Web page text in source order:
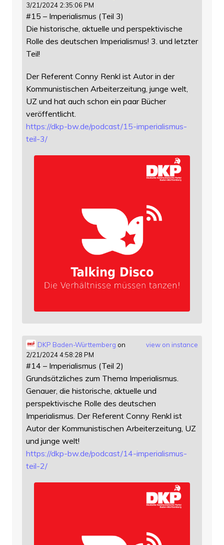
3/21/2024 2:35:06 PM
#15 – Imperialismus (Teil 3)
Die historische, aktuelle und perspektivische
Rolle des deutschen Imperialismus! 3. und letzter
Teil!
Der Referent Conny Renkl ist Autor in der
Kommunistischen Arbeiterzeitung, junge welt,
UZ und hat auch schon ein paar Bücher
veröffentlicht.
https://dkp-bw.de/podcast/15-imperialismus-
teil-3/
view on instance
DKP Baden-Württemberg on
2/21/2024 4:58:28 PM
#14 – Imperialismus (Teil 2)
Grundsätzliches zum Thema Imperialismus.
Genauer, die historische, aktuelle und
perspektivische Rolle des deutschen
Imperialismus. Der Referent Conny Renkl ist
Autor der Kommunistischen Arbeiterzeitung, UZ
und junge welt!
https://dkp-bw.de/podcast/14-imperialismus-
teil-2/